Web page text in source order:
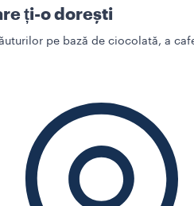
ți-o dorești
pe bază de ciocolată, a